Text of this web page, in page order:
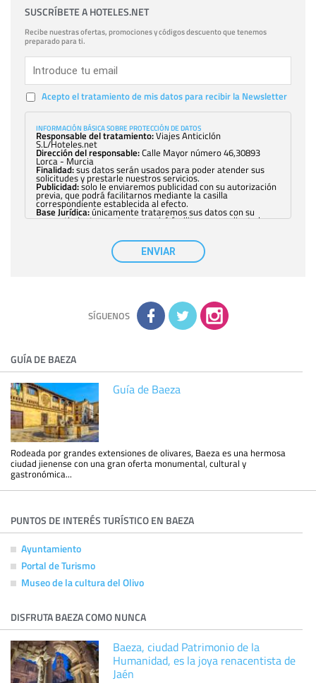
SUSCRÍBETE A HOTELES.NET
Recibe nuestras ofertas, promociones y códigos descuento que tenemos
preparado para ti.
Acepto el tratamiento de mis datos para recibir la Newsletter
INFORMACIÓN BÁSICA SOBRE PROTECCIÓN DE DATOS
Responsable del tratamiento:Viajes Anticiclón
S.L/Hoteles.net
Dirección del responsable:Calle Mayor número 46,30893
Lorca - Murcia
Finalidad:sus datos serán usados para poder atender sus
solicitudes y prestarle nuestros servicios.
Publicidad:solo le enviaremos publicidad con su autorización
previa, que podrá facilitarnos mediante la casilla
correspondiente establecida al efecto.
Base Jurídica:únicamente trataremos sus datos con su
consentimiento previo, que podrá facilitarnos mediante la
con carácter general, sólo el personal de
nuestra entidad que esté debidamente autorizado podrá
tener conocimiento de la información que le pedimos. No se
comunicarán datos a terceros.
adicional y detallada sobre cómo tratamos sus datos en la
política de privacidad
ENVIAR
SÍGUENOS
GUÍA DE BAEZA
Guía de Baeza
Rodeada por grandes extensiones de olivares, Baeza es una hermosa
ciudad jienense con una gran oferta monumental, cultural y
gastronómica...
PUNTOS DE INTERÉS TURÍSTICO EN BAEZA
Ayuntamiento
Portal de Turismo
Museo de la cultura del Olivo
DISFRUTA BAEZA COMO NUNCA
Baeza, ciudad Patrimonio de la
Humanidad, es la joya renacentista de
Jaén